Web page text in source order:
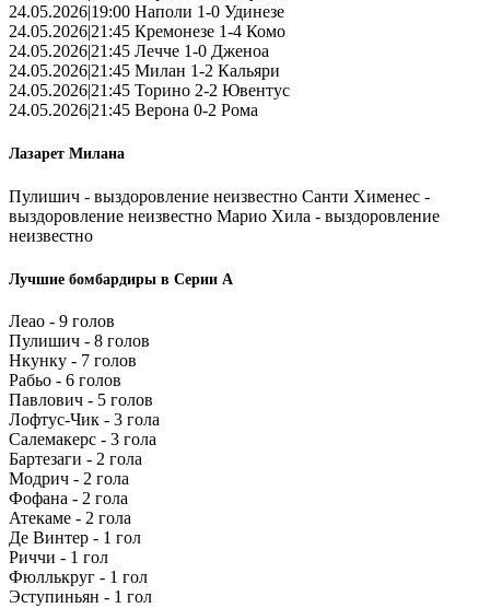
24.05.2026|19:00 Наполи 1-0 Удинезе
24.05.2026|21:45 Кремонезе 1-4 Комо
24.05.2026|21:45 Лечче 1-0 Дженоа
24.05.2026|21:45 Милан 1-2 Кальяри
24.05.2026|21:45 Торино 2-2 Ювентус
24.05.2026|21:45 Верона 0-2 Рома
Лазарет Милана
Пулишич - выздоровление неизвестно Санти Хименес -
выздоровление неизвестно Марио Хила - выздоровление
неизвестно
Лучшие бомбардиры в Серии А
Леао - 9 голов
Пулишич - 8 голов
Нкунку - 7 голов
Рабьо - 6 голов
Павлович - 5 голов
Лофтус-Чик - 3 гола
Салемакерс - 3 гола
Бартезаги - 2 гола
Модрич - 2 гола
Фофана - 2 гола
Атекаме - 2 гола
Де Винтер - 1 гол
Риччи - 1 гол
Фюллькруг - 1 гол
Эступиньян - 1 гол